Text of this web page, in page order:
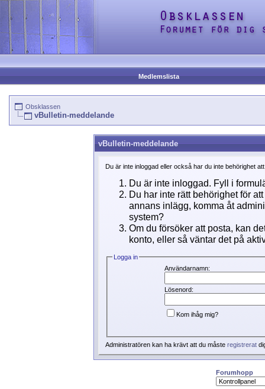
Medlemslista
Obsklassen
vBulletin-meddelande
vBulletin-meddelande
Du är inte inloggad eller också har du inte behörighet
Du är inte inloggad. Fyll i
Du har inte rätt behörighet för
annans inlägg, komma åt
system?
Om du försöker att posta, kan
konto, eller så väntar det på
Logga in
Användarnamn:
Lösenord:
Kom ihåg mig?
Administratören kan ha krävt att du måste registrerat
Forumhopp